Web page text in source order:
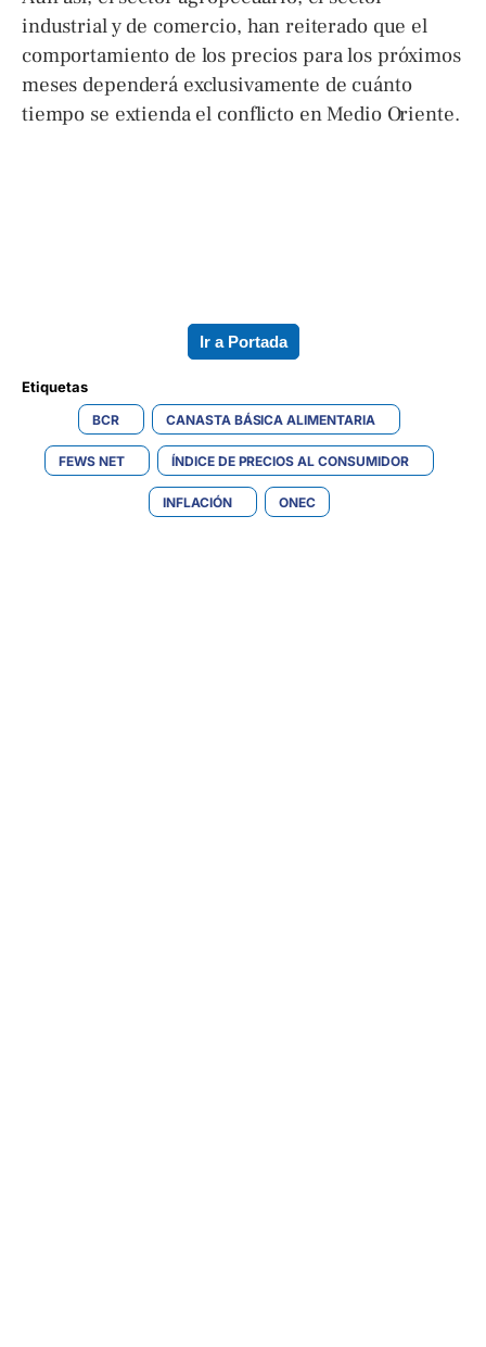
industrial y de comercio, han reiterado que el
comportamiento de los precios para los próximos
meses dependerá exclusivamente de cuánto
tiempo se extienda el conflicto en Medio Oriente.
Ir a Portada
Etiquetas
BCR CANASTA BÁSICA ALIMENTARIA
FEWS NET ÍNDICE DE PRECIOS AL CONSUMIDOR
INFLACIÓN ONEC